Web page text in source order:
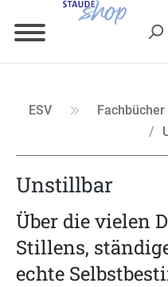
ESV
Unstillbar
Über die vielen
Stillens,
echte